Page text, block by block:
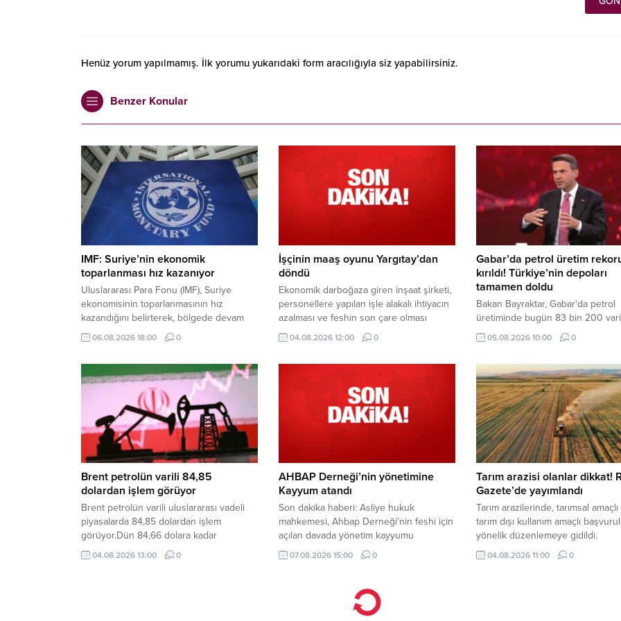
Henüz yorum yapılmamış. İlk yorumu yukarıdaki form aracılığıyla siz yapabilirsiniz.
Benzer Konular
IMF: Suriye’nin ekonomik
toparlanması hız kazanıyor
Uluslararası Para Fonu (IMF), Suriye
ekonomisinin toparlanmasının hız
kazandığını belirterek, bölgede devam
eden çatışmalara rağmen ekonominin bu
yıl çift haneli büyümesinin beklendiğini
06.08.2026 18:00 0
İşçinin maaş oyunu Yargıtay’dan
döndü
Ekonomik darboğaza giren inşaat şirketi,
personellere yapılan işle alakalı ihtiyacın
azalması ve feshin son çare olması
prensibi ilkelerinden hareketle iş
sözleşmesini bu nedenle sona erdirmek
04.08.2026 12:00 0
Gabar’da petrol üretim
kırıldı! Türkiye’nin depoları
tamamen doldu
Bakan Bayraktar, Gabar'da petrol
üretiminde bugün 83 bin 200
ulaşılarak rekor kırıldığını
kapasitesinin arttırılacağını ifade
depolama tesisleri dolu
05.08.2026 10:00 0
Brent petrolün varili 84,85
dolardan işlem görüyor
Brent petrolün varili uluslararası vadeli
piyasalarda 84,85 dolardan işlem
görüyor.Dün 84,66 dolara kadar
yükselen Brent petrolün ekim vadeli varil
fiyatı, günü 83,77 dolardan tamamladı.
04.08.2026 13:00 0
AHBAP Derneği’nin yönetimine
Kayyum atandı
Son dakika haberi: Asliye hukuk
mahkemesi, Ahbap Derneği'nin feshi için
açılan davada yönetim kayyumu
atanmasına hükmetti. Derneğim tüm
faaliyetleri tedbiren durduruldu.
süreci başlamış oldu.
07.08.2026 15:00 0
Tarım arazisi olanlar dikkat!
Gazete’de yayımlandı
Tarım arazilerinde, tarımsal amaçlı
tarım dışı kullanım amaçlı
yönelik düzenlemeye gidildi.
04.08.2026 11:00 0